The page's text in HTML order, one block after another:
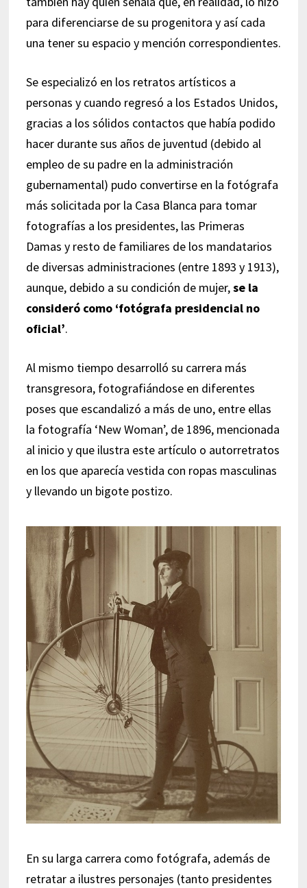
para diferenciarse de su progenitora y así cada
una tener su espacio y mención correspondientes.
Se especializó en los retratos artísticos a
personas y cuando regresó a los Estados Unidos,
gracias a los sólidos contactos que había podido
hacer durante sus años de juventud (debido al
empleo de su padre en la administración
gubernamental) pudo convertirse en la fotógrafa
más solicitada por la Casa Blanca para tomar
fotografías a los presidentes, las Primeras
Damas y resto de familiares de los mandatarios
de diversas administraciones (entre 1893 y 1913),
aunque, debido a su condición de mujer,se la
consideró como ‘fotógrafa presidencial no
oficial’.
Al mismo tiempo desarrolló su carrera más
transgresora, fotografiándose en diferentes
poses que escandalizó a más de uno, entre ellas
la fotografía ‘New Woman’, de 1896, mencionada
al inicio y que ilustra este artículo o autorretratos
en los que aparecía vestida con ropas masculinas
y llevando un bigote postizo.
En su larga carrera como fotógrafa, además de
retratar a ilustres personajes (tanto presidentes